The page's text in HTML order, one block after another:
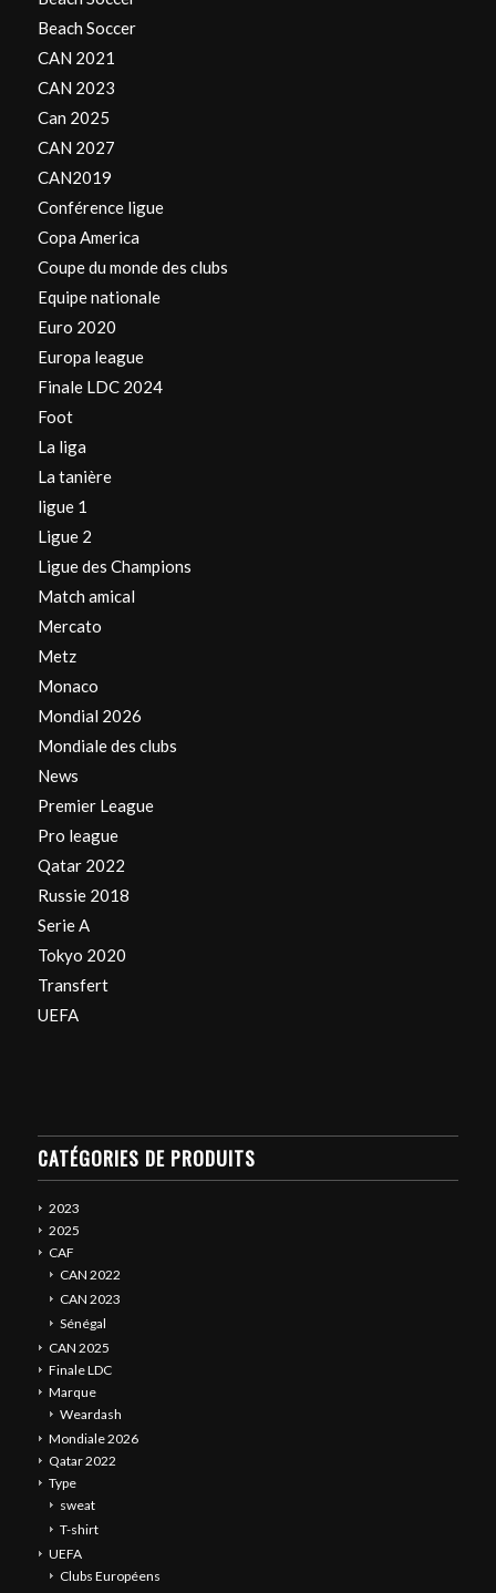
Beach Soccer
CAN 2021
CAN 2023
Can 2025
CAN 2027
CAN2019
Conférence ligue
Copa America
Coupe du monde des clubs
Equipe nationale
Euro 2020
Europa league
Finale LDC 2024
Foot
La liga
La tanière
ligue 1
Ligue 2
Ligue des Champions
Match amical
Mercato
Metz
Monaco
Mondial 2026
Mondiale des clubs
News
Premier League
Pro league
Qatar 2022
Russie 2018
Serie A
Tokyo 2020
Transfert
UEFA
CATÉGORIES DE PRODUITS
2023
2025
CAF
CAN 2022
CAN 2023
Sénégal
CAN 2025
Finale LDC
Marque
Weardash
Mondiale 2026
Qatar 2022
Type
sweat
T-shirt
UEFA
Clubs Européens